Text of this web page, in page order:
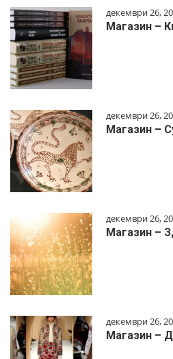
декември 26,
Магазин –
декември 26,
Магазин –
декември 26,
Магазин –
декември 26,
Магазин –